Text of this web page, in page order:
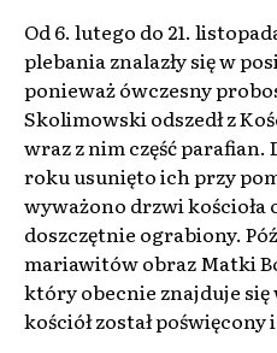
Od 6. lutego do 21.
plebania znalazły się w
ponieważ ówczesny
Skolimowski odszedł z
wraz z nim część parafian.
roku usunięto ich przy
wyważono drzwi kościoła
doszczętnie ograbiony.
mariawitów obraz Matki
który obecnie znajduje się
kościół został